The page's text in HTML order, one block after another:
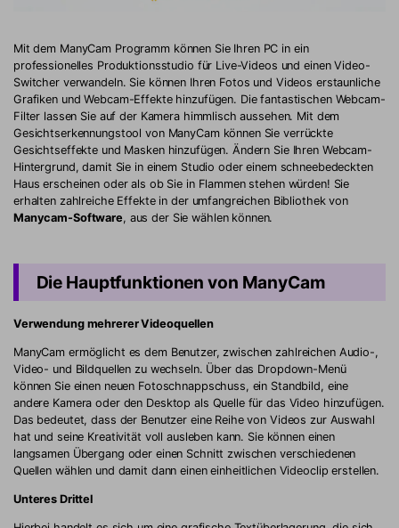
Mit dem ManyCam Programm können Sie Ihren PC in ein
professionelles Produktionsstudio für Live-Videos und einen Video-
Switcher verwandeln. Sie können Ihren Fotos und Videos erstaunliche
Grafiken und Webcam-Effekte hinzufügen. Die fantastischen Webcam-
Filter lassen Sie auf der Kamera himmlisch aussehen. Mit dem
Gesichtserkennungstool von ManyCam können Sie verrückte
Gesichtseffekte und Masken hinzufügen. Ändern Sie Ihren Webcam-
Hintergrund, damit Sie in einem Studio oder einem schneebedeckten
Haus erscheinen oder als ob Sie in Flammen stehen würden! Sie
erhalten zahlreiche Effekte in der umfangreichen Bibliothek von
Manycam-Software, aus der Sie wählen können.
Die Hauptfunktionen von ManyCam
Verwendung mehrerer Videoquellen
ManyCam ermöglicht es dem Benutzer, zwischen zahlreichen Audio-,
Video- und Bildquellen zu wechseln. Über das Dropdown-Menü
können Sie einen neuen Fotoschnappschuss, ein Standbild, eine
andere Kamera oder den Desktop als Quelle für das Video hinzufügen.
Das bedeutet, dass der Benutzer eine Reihe von Videos zur Auswahl
hat und seine Kreativität voll ausleben kann. Sie können einen
langsamen Übergang oder einen Schnitt zwischen verschiedenen
Quellen wählen und damit dann einen einheitlichen Videoclip erstellen.
Unteres Drittel